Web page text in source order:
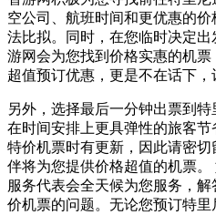
空公司、航班时间和更优惠的
法比拟。同时，在您临时决定
游网会为您找到价格实惠的机
超值预订优惠，更是不在话下，
另外，选择最后一分钟出票到
在时间安排上更具弹性的旅客
特价机票时有更新，因此请密切
伴将为您提供价格超值的机票
服务代表会全天候为您服务，
价机票的问题。无论您预订特